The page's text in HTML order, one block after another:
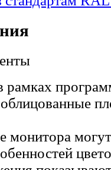
рамках
монитора